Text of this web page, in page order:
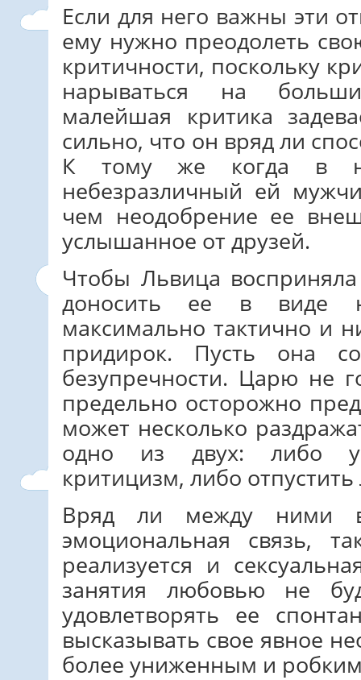
Если для него важны эти
ему нужно преодолеть
критичности, поскольку
нарываться на
малейшая критика
сильно, что он вряд ли
К тому же когда в
небезразличный ей
чем неодобрение ее
услышанное от друзей.
Чтобы Львица
доносить ее в виде
максимально тактично и
придирок. Пусть она
безупречности. Царю не
предельно осторожно
может несколько
одно из двух: либо
критицизм, либо
Вряд ли между ними
эмоциональная связь,
реализуется и
занятия любовью не
удовлетворять ее
высказывать свое явное
более униженным и